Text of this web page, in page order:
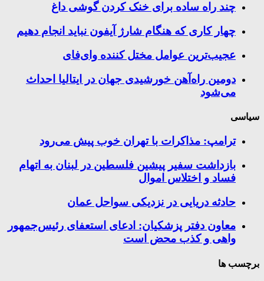
چند راه‌ ساده برای خنک کردن گوشی داغ
چهار کاری که هنگام شارژ آیفون نباید انجام دهیم
عجیب‌ترین عوامل مختل کننده وای‌فای
دومین راه‌آهن خورشیدی جهان در ایتالیا احداث
می‌شود
سیاسی
ترامپ: مذاکرات با تهران خوب پیش می‌رود
بازداشت سفیر پیشین فلسطین در لبنان به اتهام
فساد و اختلاس اموال
حادثه دریایی در نزدیکی سواحل عمان
معاون دفتر پزشکیان: ادعای استعفای رئیس‌جمهور
واهی و کذب محض است
برچسب ها